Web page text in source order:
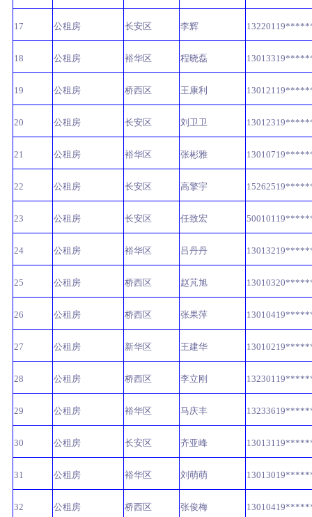
17 公租房 长安区 李辉
18 公租房 裕华区 程晓磊
19 公租房 桥西区 王康利
20 公租房 长安区 刘卫卫
21 公租房 裕华区 张彬雅
22 公租房 长安区 高擎宇
23 公租房 长安区 任致宏
24 公租房 裕华区 吕丹丹
25 公租房 桥西区 赵芃旭
26 公租房 桥西区 张果萍
27 公租房 新华区 王建华
28 公租房 桥西区 李立刚
29 公租房 裕华区 马庆丰
30 公租房 长安区 齐亚峰
31 公租房 裕华区 刘萌萌
32 公租房 桥西区 张俊梅